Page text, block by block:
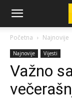
CG-
Fudbal
Početna Najnovije
Najnovije Vijesti
Važno